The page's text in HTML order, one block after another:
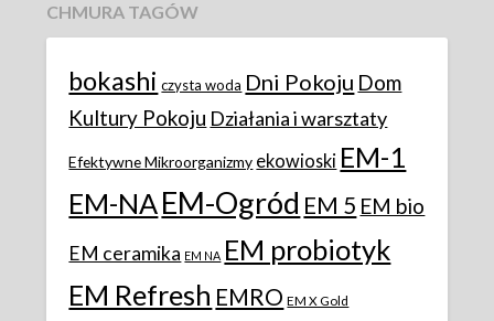
CHMURA TAGÓW
bokashi czysta woda Dni Pokoju Dom
Kultury Pokoju Działania i warsztaty
Efektywne Mikroorganizmy ekowioski EM-1
EM-NAEM-Ogród EM 5 EM bio
EM ceramika EM NA EM probiotyk
EM Refresh EMRO EM X Gold